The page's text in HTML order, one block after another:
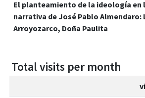
El planteamiento de la ideología en
narrativa de José Pablo Almendaro:
Arroyozarco, Doña Paulita
Total visits per month